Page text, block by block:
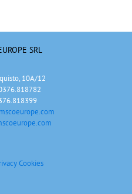
SRL
10A/12
Cookies